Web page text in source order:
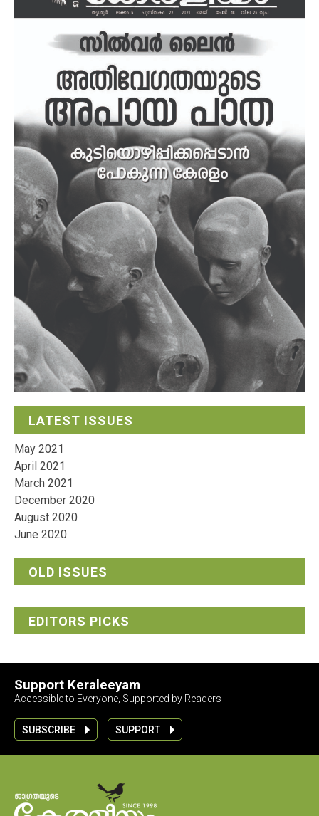
LATEST ISSUES
May 2021
April 2021
March 2021
December 2020
August 2020
June 2020
OLD ISSUES
EDITORS PICKS
Support Keraleeyam
Accessible to Everyone, Supported by Readers
SUBSCRIBE SUPPORT